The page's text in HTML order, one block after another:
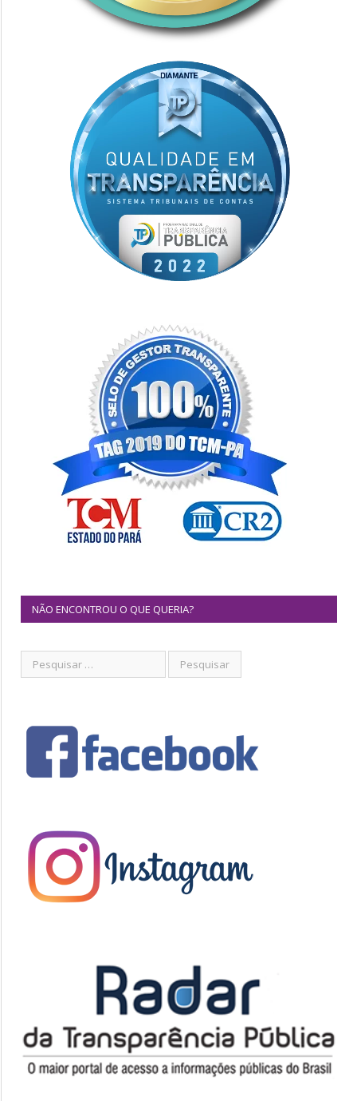
NÃO ENCONTROU O QUE QUERIA?